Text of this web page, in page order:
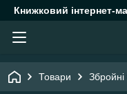
Книжковий інтернет-
Товари